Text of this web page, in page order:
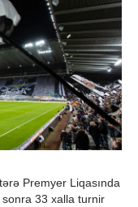
Premyer Liqasında
33 xalla turnir